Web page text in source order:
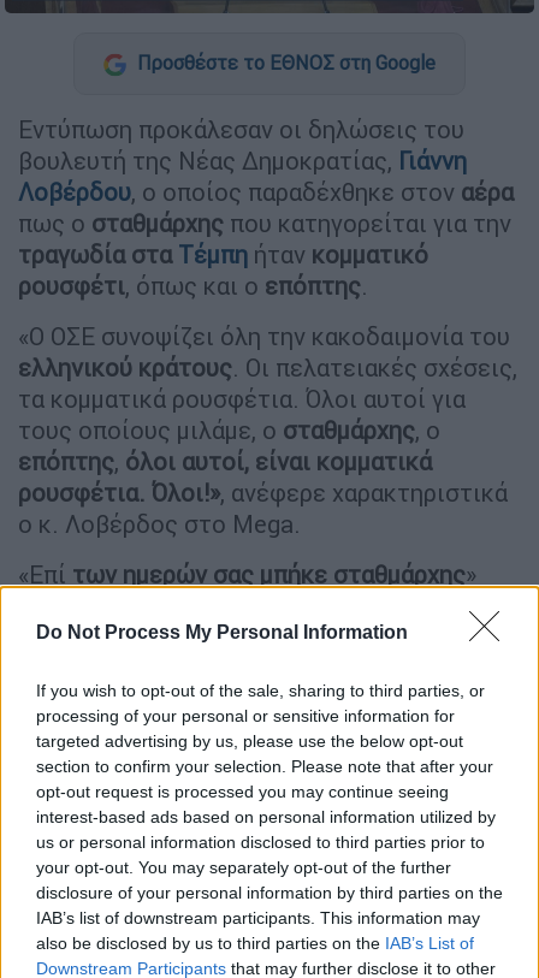
Do Not Process My Personal Information
If you wish to opt-out of the sale, sharing to third parties, or
processing of your personal or sensitive information for
targeted advertising by us, please use the below opt-out
section to confirm your selection. Please note that after your
opt-out request is processed you may continue seeing
interest-based ads based on personal information utilized by
us or personal information disclosed to third parties prior to
your opt-out. You may separately opt-out of the further
disclosure of your personal information by third parties on the
IAB’s list of downstream participants. This information may
also be disclosed by us to third parties on the IAB’s List of
Downstream Participants that may further disclose it to other
Προσθέστε το ΕΘΝΟΣ στη Google
Εντύπωση προκάλεσαν οι δηλώσεις του
βουλευτή της Νέας Δημοκρατίας, Γιάννη
Λοβέρδου, ο οποίος παραδέχθηκε στον αέρα
πως ο σταθμάρχης που κατηγορείται για την
τραγωδία στα Τέμπη ήταν κομματικό
ρουσφέτι, όπως και ο επόπτης.
«Ο ΟΣΕ συνοψίζει όλη την κακοδαιμονία του
ελληνικού κράτους. Οι πελατειακές σχέσεις,
τα κομματικά ρουσφέτια. Όλοι αυτοί για
τους οποίους μιλάμε, ο σταθμάρχης, ο
επόπτης, όλοι αυτοί, είναι κομματικά
ρουσφέτια. Όλοι!», ανέφερε χαρακτηριστικά
ο κ. Λοβέρδος στο Mega.
«Επί των ημερών σας μπήκε σταθμάρχης»
βουλευτή να απαντά: «Ναι, μπήκε
έτσι;». Στη συνέχεια, του επισήμανε ότι ήταν
αχθοφόρος . «Ήταν υπάλληλος του ΟΣΕ.
Έγινε σταθμάρχης γιατί δεν βρέθηκε κανείς
άλλος».
«Αλλά σε κάθε περίπτωση, εάν πίστευε
κανείς ότι μια κυβέρνηση, αν πίστευε
οποιοσδήποτε πρωθυπουργός ότι μια
κυβέρνηση μπορεί να αλλάξει νοοτροπίες
και να καταργήσει κακοδαιμονίες τόσων